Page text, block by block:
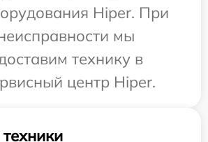
Hiper. При
мы
технику в
центр Hiper.